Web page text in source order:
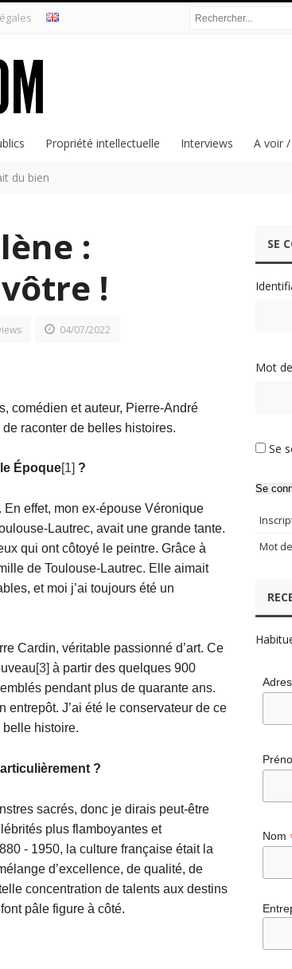
Propriété intellectuelle Interviews A voir
du bien
:
!
04/07/2022
comédien et auteur, Pierre-André
raconter de belles histoires.
Époque[1] ?
effet, mon ex-épouse Véronique
Lautrec, avait une grande tante.
qui ont côtoyé le peintre. Grâce à
de Toulouse-Lautrec. Elle aimait
et moi j’ai toujours été un
Cardin, véritable passionné d’art. Ce
[3] à partir des quelques 900
pendant plus de quarante ans.
J’ai été le conservateur de ce
belle histoire.
?
sacrés, donc je dirais peut-être
plus flamboyantes et
- 1950, la culture française était la
d’excellence, de qualité, de
concentration de talents aux destins
pâle figure à côté.
SE
Mot
Se
Se
Mot
Nom